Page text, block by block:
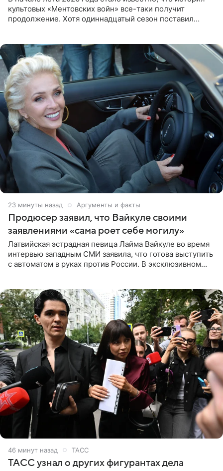
культовых «Ментовских войн» все-таки получит
продолжение. Хотя одиннадцатый сезон поставил
23 минуты назад Аргументы и факты
Продюсер заявил, что Вайкуле своими
заявлениями «сама роет себе могилу»
Латвийская эстрадная певица Лайма Вайкуле во время
интервью западным СМИ заявила, что готова выступить
с автоматом в руках против России. В эксклюзивном
46 минут назад ТАСС
ТАСС узнал о других фигурантах дела